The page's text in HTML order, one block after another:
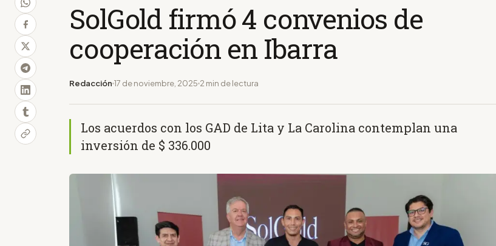
SolGold firmó 4 convenios de
cooperación en Ibarra
Redacción 17 de noviembre, 2025 2 min de lectura
Los acuerdos con los GAD de Lita y La Carolina contemplan una
inversión de $ 336.000